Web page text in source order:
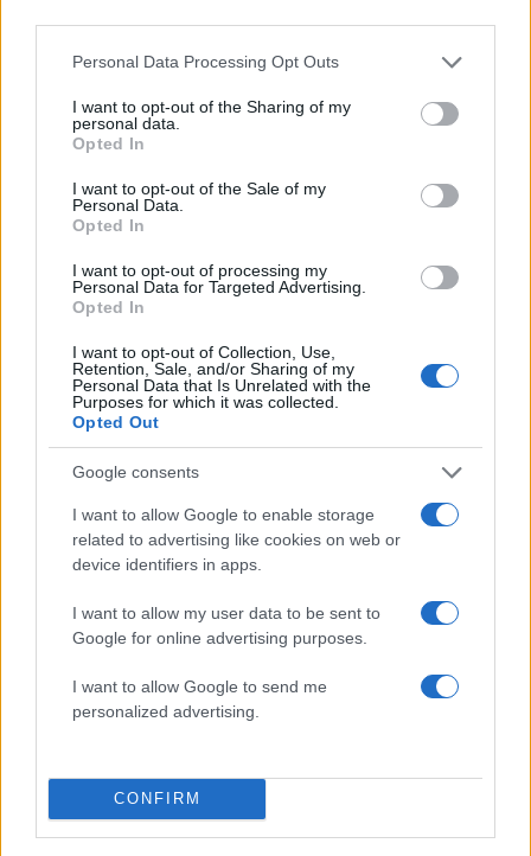
Please note that this website/app uses one or more Google
not limited to your visit or usage behaviour. You may click to
grant or deny consent to Google and its third-party tags to
use your data for below specified purposes in below Google
consent section.
Personal Data Processing Opt Outs
I want to opt-out of the Sharing of my
personal data.
Opted In
I want to opt-out of the Sale of my
Personal Data.
Opted In
I want to opt-out of processing my
Personal Data for Targeted Advertising.
Opted In
I want to opt-out of Collection, Use,
Retention, Sale, and/or Sharing of my
Personal Data that Is Unrelated with the
Purposes for which it was collected.
Opted Out
Google consents
I want to allow Google to enable storage
related to advertising like cookies on web or
device identifiers in apps.
I want to allow my user data to be sent to
Google for online advertising purposes.
I want to allow Google to send me
personalized advertising.
CONFIRM
Στο στόχαστρο πάλι η Τουρκία – Το ΕΔΔΑ
καταδίκασε την αδικαιολόγητη προφυλάκιση
Κούρδου δημάρχου
16:47 03.06.21
«Χαστούκι» στη Γερμανία από το Ευρωπαϊκό